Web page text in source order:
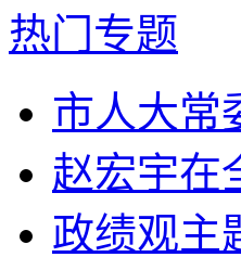
热门专题
市人大常
赵宏宇在
政绩观主